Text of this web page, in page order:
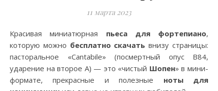
11 марта 2023
Красивая миниатюрная пьеса для фортепиано,
которую можно бесплатно скачать внизу страницы:
пасторальное «Cantabile» (посмертный опус B84,
ударение на второе А) — это «чистый Шопен» в мини-
формате, прекрасные и полезные ноты для